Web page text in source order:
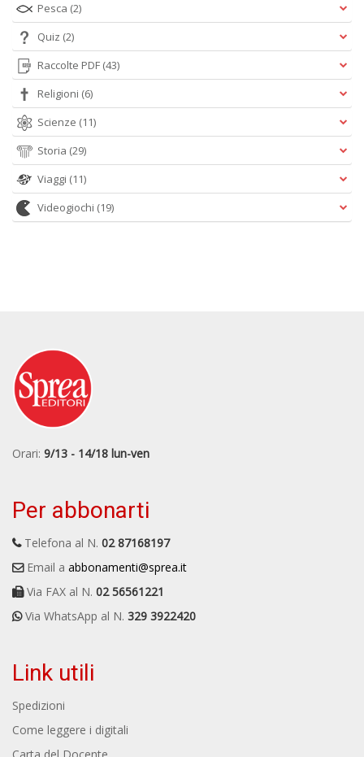
Pesca (2)
Quiz (2)
Raccolte PDF (43)
Religioni (6)
Scienze (11)
Storia (29)
Viaggi (11)
Videogiochi (19)
Orari: 9/13 - 14/18 lun-ven
Per abbonarti
Telefona al N. 02 87168197
Email a abbonamenti@sprea.it
Via FAX al N. 02 56561221
Via WhatsApp al N. 329 3922420
Link utili
Spedizioni
Come leggere i digitali